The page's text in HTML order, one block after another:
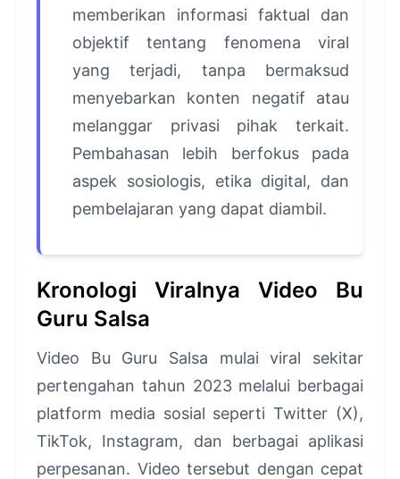
memberikan informasi faktual dan
objektif tentang fenomena viral
yang terjadi, tanpa bermaksud
menyebarkan konten negatif atau
melanggar privasi pihak terkait.
Pembahasan lebih berfokus pada
aspek sosiologis, etika digital, dan
pembelajaran yang dapat diambil.
Kronologi Viralnya Video Bu
Guru Salsa
Video Bu Guru Salsa mulai viral sekitar
pertengahan tahun 2023 melalui berbagai
platform media sosial seperti Twitter (X),
TikTok, Instagram, dan berbagai aplikasi
perpesanan. Video tersebut dengan cepat